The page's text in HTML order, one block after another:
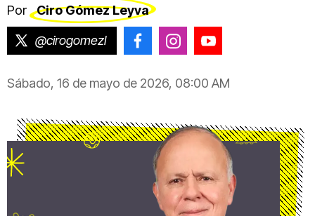
Por Ciro Gómez Leyva
@cirogomezl @CiroGomezLeyva
@cirogomezleyva
Sábado, 16 de mayo de 2026, 08:00 AM